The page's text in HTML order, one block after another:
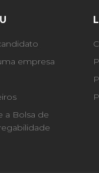
empresa
a Bolsa de